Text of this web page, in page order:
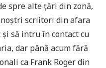
spre alte țări din zonă,
scriitori din afara
să intru în contact cu
dar până acum fără
ca Frank Roger din